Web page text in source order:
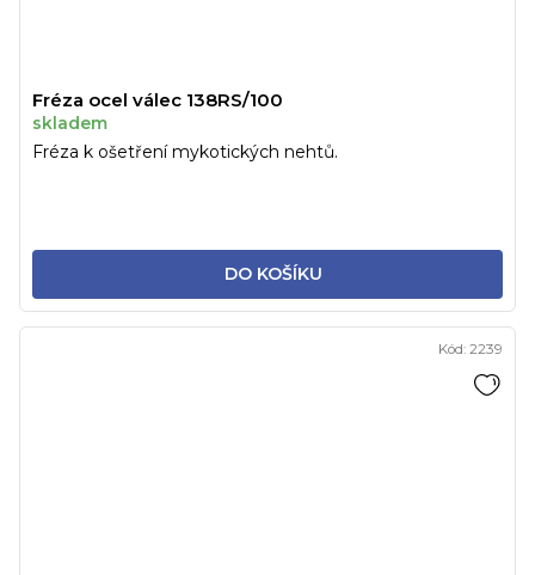
Fréza ocel válec 138RS/100
skladem
DO KOŠÍKU
Fréza k ošetření mykotických nehtů.
Kód: 2239